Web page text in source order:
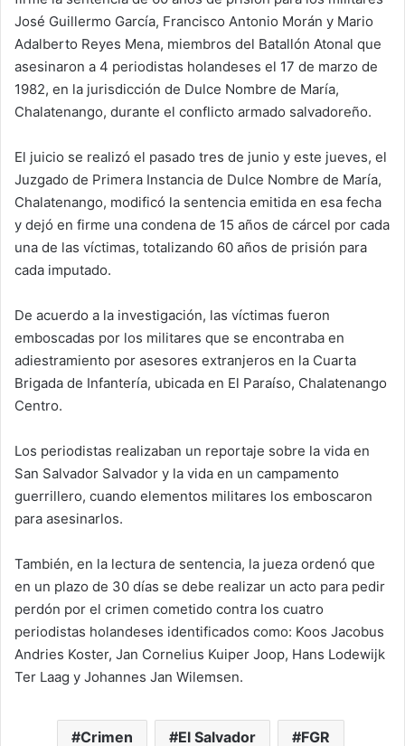
José Guillermo García, Francisco Antonio Morán y Mario
Adalberto Reyes Mena, miembros del Batallón Atonal que
asesinaron a 4 periodistas holandeses el 17 de marzo de
1982, en la jurisdicción de Dulce Nombre de María,
Chalatenango, durante el conflicto armado salvadoreño.
El juicio se realizó el pasado tres de junio y este jueves, el
Juzgado de Primera Instancia de Dulce Nombre de María,
Chalatenango, modificó la sentencia emitida en esa fecha
y dejó en firme una condena de 15 años de cárcel por cada
una de las víctimas, totalizando 60 años de prisión para
cada imputado.
De acuerdo a la investigación, las víctimas fueron
emboscadas por los militares que se encontraba en
adiestramiento por asesores extranjeros en la Cuarta
Brigada de Infantería, ubicada en El Paraíso, Chalatenango
Centro.
Los periodistas realizaban un reportaje sobre la vida en
San Salvador Salvador y la vida en un campamento
guerrillero, cuando elementos militares los emboscaron
para asesinarlos.
También, en la lectura de sentencia, la jueza ordenó que
en un plazo de 30 días se debe realizar un acto para pedir
perdón por el crimen cometido contra los cuatro
periodistas holandeses identificados como: Koos Jacobus
Andries Koster, Jan Cornelius Kuiper Joop, Hans Lodewijk
Ter Laag y Johannes Jan Wilemsen.
Crimen El Salvador FGR